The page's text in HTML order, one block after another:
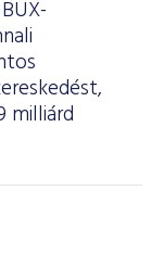
milliárd